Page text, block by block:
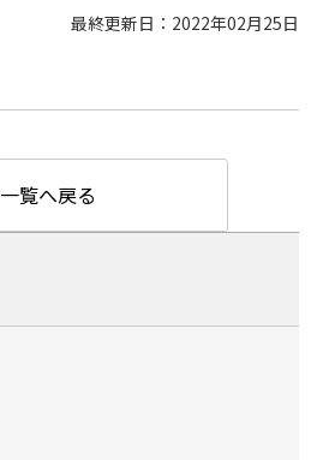
最終更新日：2022年02月25日
一覧へ戻る